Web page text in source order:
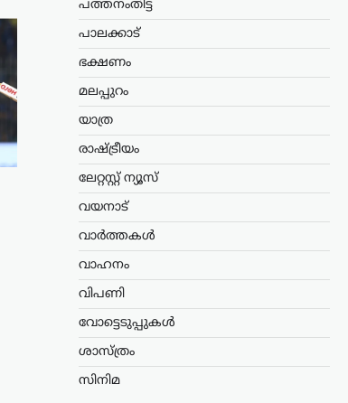
പത്തനംതിട്ട
പാലക്കാട്
ഭക്ഷണം
മലപ്പുറം
യാത്ര
രാഷ്ട്രീയം
ലേറ്റസ്റ്റ് ന്യൂസ്
വയനാട്
വാർത്തകൾ
വാഹനം
വിപണി
വോട്ടെടുപ്പുകൾ
ശാസ്ത്രം
സിനിമ